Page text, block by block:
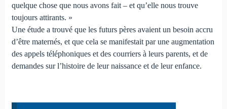
quelque chose que nous avons fait – et qu’elle nous trouve
toujours attirants. »
Une étude a trouvé que les futurs pères avaient un besoin accru
d’être maternés, et que cela se manifestait par une augmentation
des appels téléphoniques et des courriers à leurs parents, et de
demandes sur l’histoire de leur naissance et de leur enfance.